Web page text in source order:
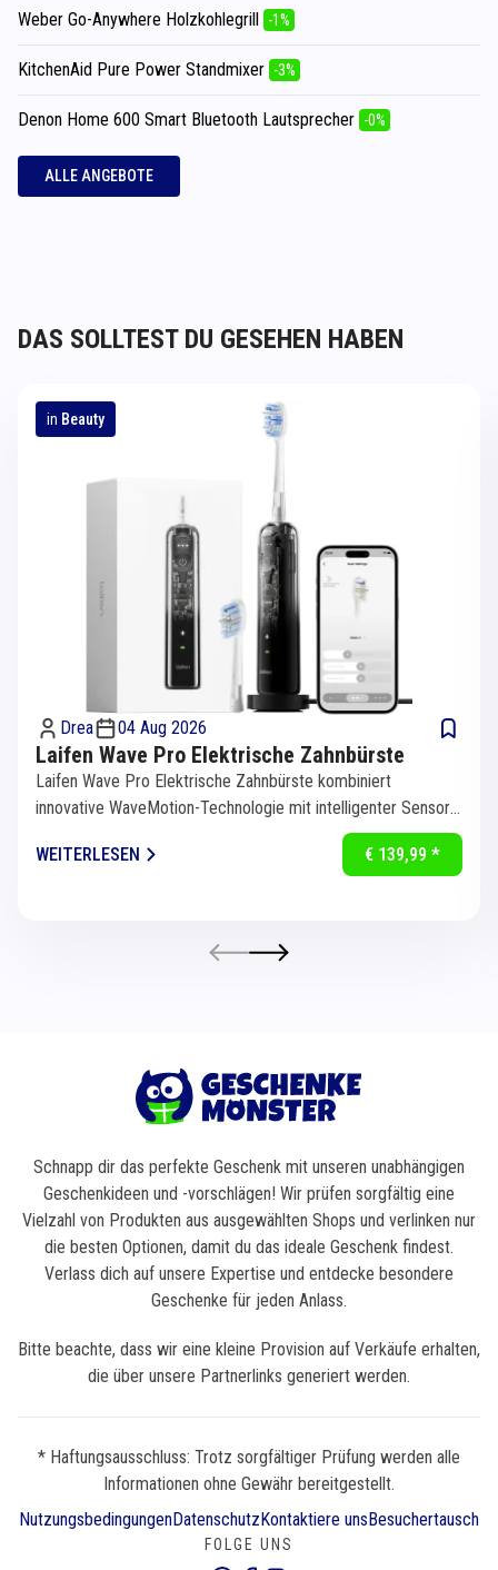
Weber Go-Anywhere Holzkohlegrill -1%
KitchenAid Pure Power Standmixer -3%
Denon Home 600 Smart Bluetooth Lautsprecher -0%
ALLE ANGEBOTE
DAS SOLLTEST DU GESEHEN HABEN
in Beauty
Drea 04 Aug 2026
Laifen Wave Pro Elektrische Zahnbürste
Laifen Wave Pro Elektrische Zahnbürste kombiniert
innovative WaveMotion-Technologie mit intelligenter Sensorik
WEITERLESEN
€ 139,99 *
Schnapp dir das perfekte Geschenk mit unseren unabhängigen
Geschenkideen und -vorschlägen! Wir prüfen sorgfältig eine
Vielzahl von Produkten aus ausgewählten Shops und verlinken nur
die besten Optionen, damit du das ideale Geschenk findest.
Verlass dich auf unsere Expertise und entdecke besondere
Geschenke für jeden Anlass.
Bitte beachte, dass wir eine kleine Provision auf Verkäufe erhalten,
die über unsere Partnerlinks generiert werden.
* Haftungsausschluss: Trotz sorgfältiger Prüfung werden alle
Informationen ohne Gewähr bereitgestellt.
NutzungsbedingungenDatenschutz Kontaktiere uns Besuchertausch
FOLGE UNS